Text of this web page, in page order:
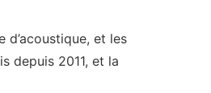
et les
depuis 2011, et la